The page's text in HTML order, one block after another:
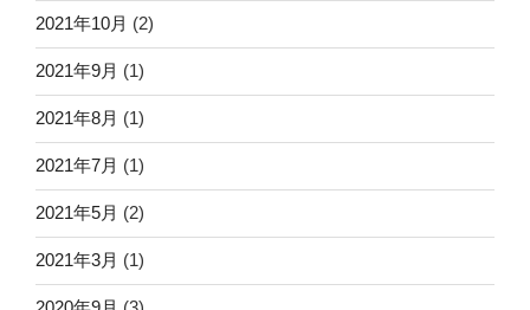
2021年10月 (2)
2021年9月 (1)
2021年8月 (1)
2021年7月 (1)
2021年5月 (2)
2021年3月 (1)